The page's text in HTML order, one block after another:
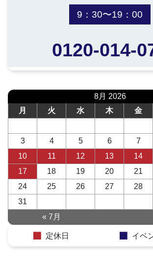
9：30〜19：00
0120-014-
8月 2026
月
火 水 木 金
3
4 5 6 7
10
11 12 13 14
17
18 19 20 21
24
25 26 27 28
31
« 7月
定休日 イベ